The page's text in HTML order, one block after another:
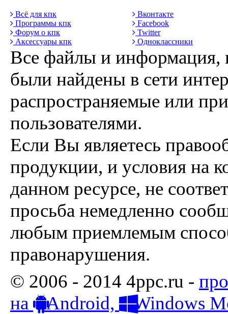
Всё для кпк
Программы кпк
Форум о кпк
Аксессуары кпк
Вконтакте
Facebook
Twitter
Одноклассники
Все файлы и информация,
были найдены в сети
распространяемые или
пользователями.
Если Вы являетесь
продукции, и условия на
данном ресурсе, не
просьба немедленно
любым приемлемым
правонарушения.
© 2006 - 2014 4ppc.ru -
на
Android, Windows